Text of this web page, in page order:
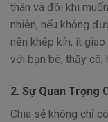
thân và đôi khi
nhiên, nếu không
nên khép kín, ít
với bạn bè, thầy cô,
2. Sự Quan Trọng
Chia sẻ không chỉ